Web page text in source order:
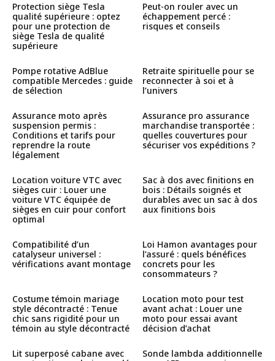
Protection siège Tesla
qualité supérieure : optez
pour une protection de
siège Tesla de qualité
supérieure
Peut-on rouler avec un
échappement percé :
risques et conseils
Pompe rotative AdBlue
compatible Mercedes : guide
de sélection
Retraite spirituelle pour se
reconnecter à soi et à
l’univers
Assurance moto après
suspension permis :
Conditions et tarifs pour
reprendre la route
légalement
Assurance pro assurance
marchandise transportée :
quelles couvertures pour
sécuriser vos expéditions ?
Location voiture VTC avec
sièges cuir : Louer une
voiture VTC équipée de
sièges en cuir pour confort
optimal
Sac à dos avec finitions en
bois : Détails soignés et
durables avec un sac à dos
aux finitions bois
Compatibilité d’un
catalyseur universel :
vérifications avant montage
Loi Hamon avantages pour
l’assuré : quels bénéfices
concrets pour les
consommateurs ?
Costume témoin mariage
style décontracté : Tenue
chic sans rigidité pour un
témoin au style décontracté
Location moto pour test
avant achat : Louer une
moto pour essai avant
décision d’achat
Lit superposé cabane avec
Sonde lambda additionnelle